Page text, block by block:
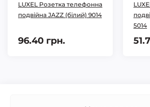
LUXEL Розетка телефонна
подвійна JAZZ (білий) 9014
96.40 грн.
5014